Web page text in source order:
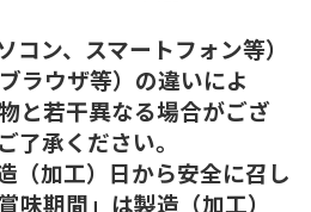
ン、スマートフォン等）
ラウザ等）の違いによ
と若干異なる場合がござ
了承ください。
（加工）日から安全に召し
味期間」は製造（加工）